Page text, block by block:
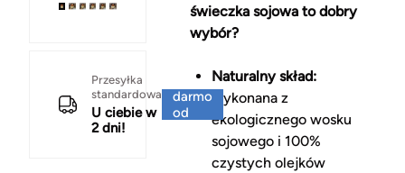
Przesyłka
standardowa
U ciebie w
2 dni!
darmo
od
świeczka sojowa to dobry
wybór?
Naturalny skład:
wykonana z
ekologicznego wosku
sojowego i 100%
czystych olejków